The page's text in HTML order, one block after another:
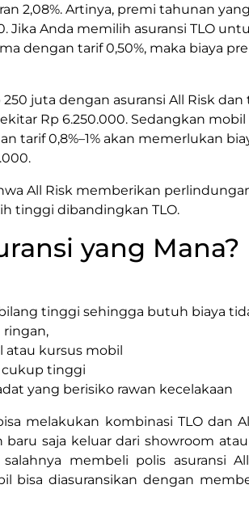
2,08%. Artinya, premi tahunan
Jika Anda memilih asuransi TLO
dengan tarif 0,50%, maka biaya
juta dengan asuransi All Risk dan
Rp 6.250.000. Sedangkan mobil
tarif 0,8%–1% akan memerlukan
All Risk memberikan
tinggi dibandingkan TLO.
yang Mana?
tinggi sehingga butuh biaya
atau kursus mobil
cukup tinggi
yang berisiko rawan kecelakaan
melakukan kombinasi TLO dan
saja keluar dari showroom
membeli polis asuransi
bisa diasuransikan dengan